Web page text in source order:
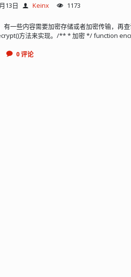
13日 Keinx 1173
有一些内容需要加密存储或者加密传输，再
方法来实现。/** * 加密 */ function
0 评论